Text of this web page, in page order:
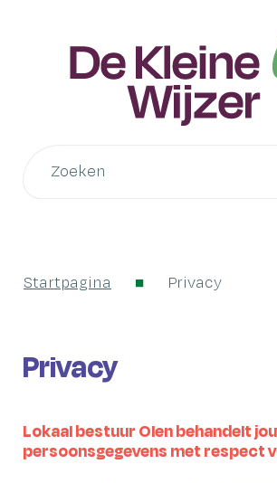
basisschool
Wijzer
zoek
Startpagina Privacy
Privacy
Lokaal bestuur Olen behandelt
persoonsgegevens met respect